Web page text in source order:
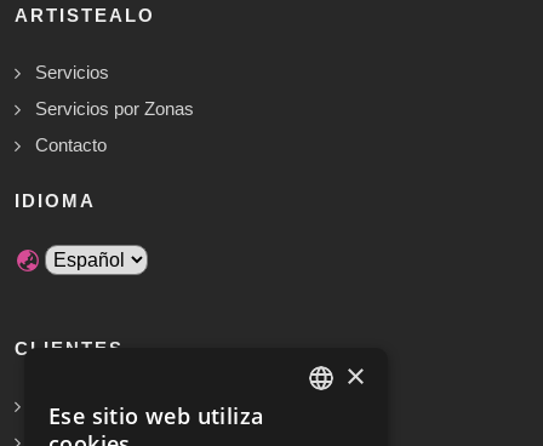
ARTISTEALO
Servicios
Servicios por Zonas
Contacto
IDIOMA
CLIENTES
Solicita Presupuesto Gratis
×
Ese sitio web utiliza